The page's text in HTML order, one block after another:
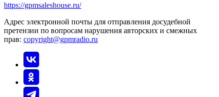
https://gpmsaleshouse.ru/
Адрес электронной почты для отправления досудебной
претензии по вопросам нарушения авторских и смежных
прав: copyright@gpmradio.ru